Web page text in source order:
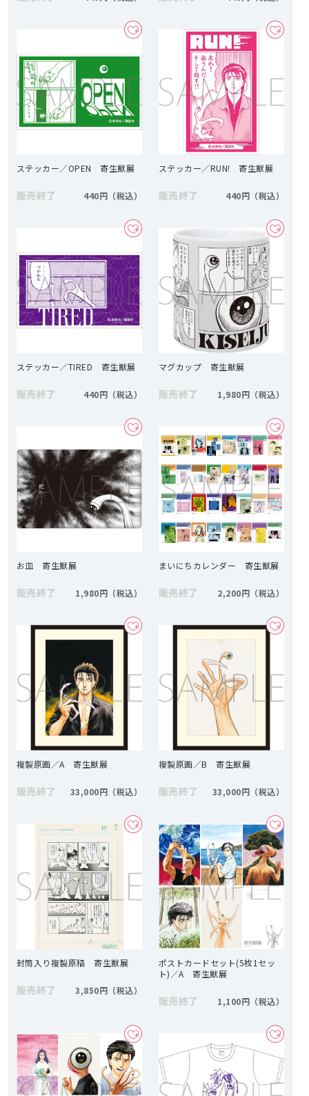
ステッカー／OPEN 寄生獣展
販売終了 440円
ステッカー／RUN! 寄生獣展
販売終了 440円
ステッカー／TIRED 寄生獣展
販売終了 440円
マグカップ 寄生獣展
販売終了 1,980円
お皿 寄生獣展
販売終了 1,980円
まいにちカレンダー 寄生獣展
販売終了 2,200円
複製原画／A 寄生獣展
販売終了 33,000円
複製原画／B 寄生獣展
販売終了 33,000円
封筒入り複製原稿 寄生獣展
販売終了 3,850円
ポストカードセット(5枚1セッ
ト)／A 寄生獣展
販売終了 1,100円